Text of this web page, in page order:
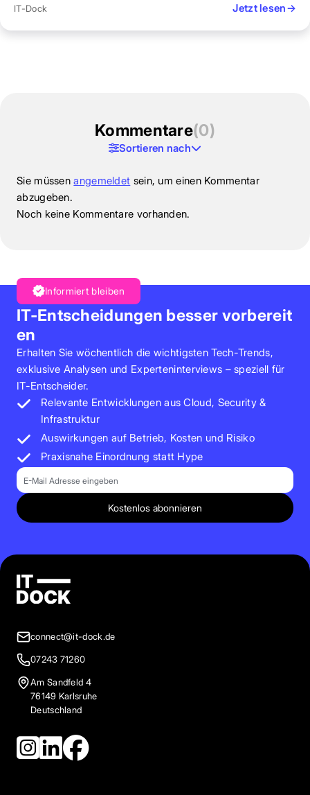
IT-Dock Jetzt lesen→
Kommentare(0)
Sortieren nach
Sie müssenangemeldet sein, um einen Kommentar
abzugeben.
Noch keine Kommentare vorhanden.
Informiert bleiben
IT-Entscheidungen besser vorbereit
en
Erhalten Sie wöchentlich die wichtigsten Tech-Trends,
exklusive Analysen und Experteninterviews – speziell für
IT-Entscheider.
Relevante Entwicklungen aus Cloud, Security &
Infrastruktur
Auswirkungen auf Betrieb, Kosten und Risiko
Praxisnahe Einordnung statt Hype
E-Mail
Kostenlos abonnieren
connect@it-dock.de
07243 71260
Am Sandfeld 4
76149 Karlsruhe
Deutschland